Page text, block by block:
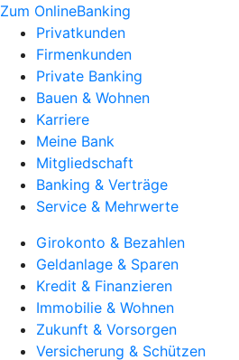
Zum OnlineBanking
Privatkunden
Firmenkunden
Private Banking
Bauen & Wohnen
Karriere
Meine Bank
Mitgliedschaft
Banking & Verträge
Service & Mehrwerte
Girokonto & Bezahlen
Geldanlage & Sparen
Kredit & Finanzieren
Immobilie & Wohnen
Zukunft & Vorsorgen
Versicherung & Schützen